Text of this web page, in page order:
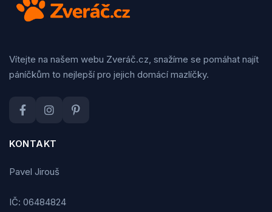
Vítejte na našem webu Zveráč.cz, snažíme se pomáhat najít
páníčkům to nejlepší pro jejich domácí mazlíčky.
KONTAKT
Pavel Jirouš
IČ: 06484824